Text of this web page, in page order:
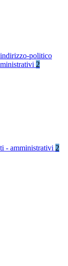
politico
2
- amministrativi 2